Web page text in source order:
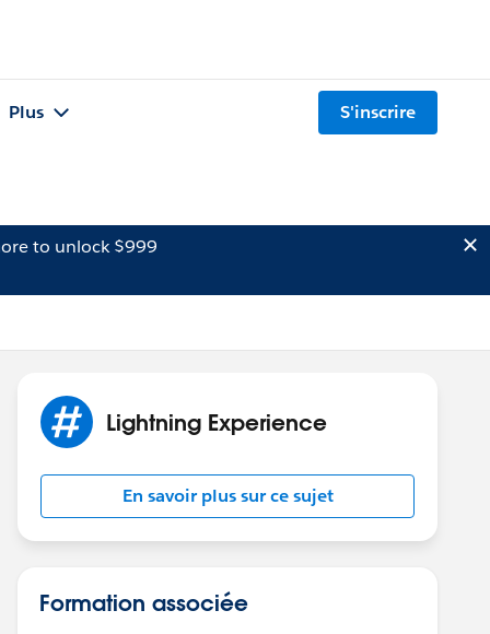
Plus S'inscrire
to unlock $999
Lightning Experience
En savoir plus sur ce sujet
Formation associée